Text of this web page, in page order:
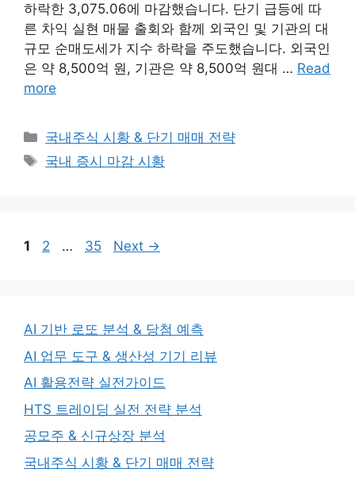
하락한 3,075.06에 마감했습니다. 단기 급등에 따
른 차익 실현 매물 출회와 함께 외국인 및 기관의 대
규모 순매도세가 지수 하락을 주도했습니다. 외국인
은 약 8,500억 원, 기관은 약 8,500억 원대 … Read
more
Categories
국내주식 시황 & 단기 매매 전략
Tags
국내 증시 마감 시황
Page
1 Page
2 … Page
35 Next →
AI 기반 로또 분석 & 당첨 예측
AI 업무 도구 & 생산성 기기 리뷰
AI 활용전략 실전가이드
HTS 트레이딩 실전 전략 분석
공모주 & 신규상장 분석
국내주식 시황 & 단기 매매 전략